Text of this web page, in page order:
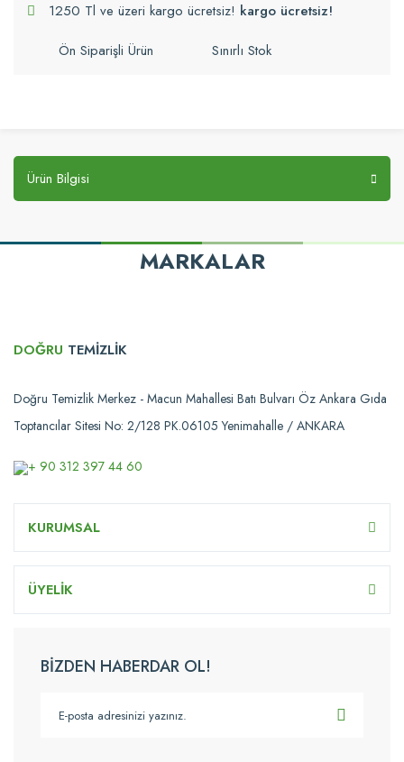
1250 Tl ve üzeri kargo ücretsiz! kargo ücretsiz!
Ön Siparişli Ürün
Sınırlı Stok
Ürün Bilgisi
MARKALAR
DOĞRU TEMİZLİK
Doğru Temizlik Merkez - Macun Mahallesi Batı Bulvarı Öz Ankara Gıda
Toptancılar Sitesi No: 2/128 PK.06105 Yenimahalle / ANKARA
+ 90 312 397 44 60
KURUMSAL
ÜYELİK
BİZDEN HABERDAR OL!